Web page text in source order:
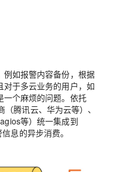
例如报警内容备份，根据
于多云业务的用户，如
一个麻烦的问题。依托
腾讯云、华为云等）、
等）统一集成到
息的异步消费。